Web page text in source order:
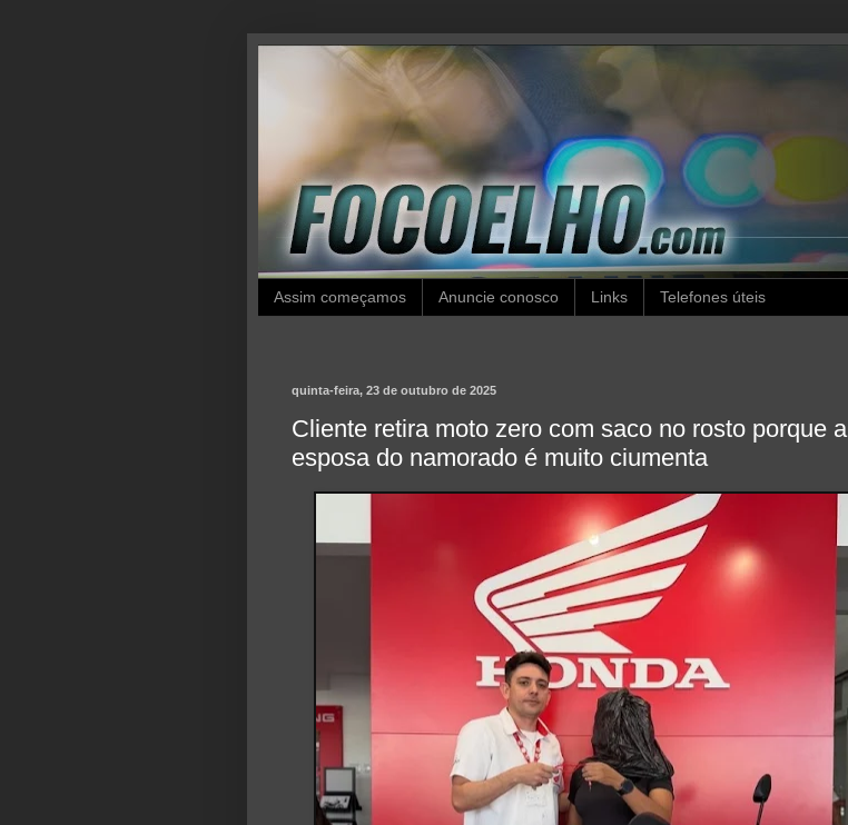
Assim começamos Anuncie conosco Links Telefones úteis
quinta-feira, 23 de outubro de 2025
Cliente retira moto zero com saco no rosto porque a
esposa do namorado é muito ciumenta